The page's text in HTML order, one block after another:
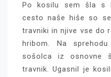
Po kosilu sem šla s
cesto naše hiše so
travniki in njive vse do
hribom. Na
sošolca iz osnovne
travnik. Ugasnil je